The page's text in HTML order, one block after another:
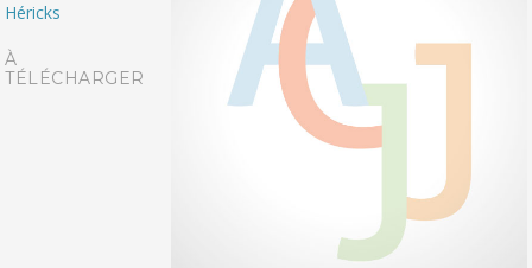
Héricks
À
TÉLÉCHARGER